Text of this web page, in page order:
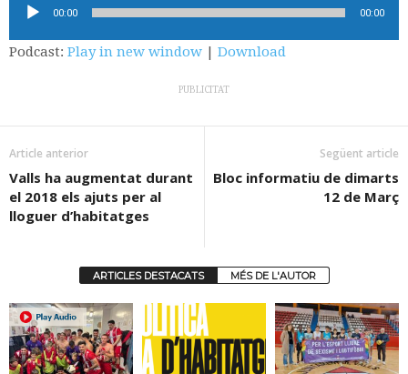
d'àudio00:00 00:00
Podcast: Play in new window | Download
PUBLICITAT
Article anterior
Valls ha augmentat durant
el 2018 els ajuts per al
lloguer d’habitatges
Següent article
Bloc informatiu de dimarts
12 de Març
ARTICLES DESTACATS MÉS DE L'AUTOR